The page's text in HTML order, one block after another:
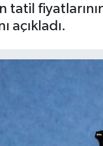
tatil
açıkladı.